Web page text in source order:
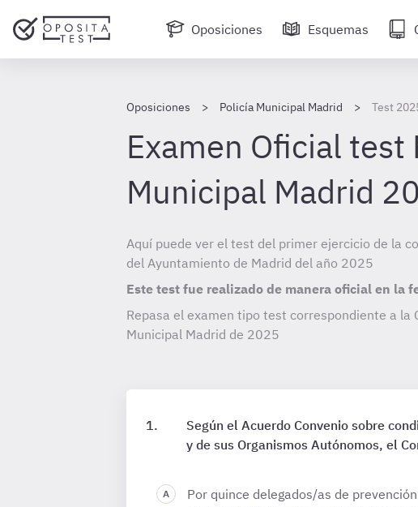
Oposiciones Esquemas
Oposiciones Policía Municipal Madrid Test
Examen Oficial test
Municipal Madrid
Aquí puede ver el test del primer ejercicio de la
del Ayuntamiento de Madrid del año 2025
Este test fue realizado de manera oficial en la
Repasa el examen tipo test correspondiente a la
Municipal Madrid de 2025
Según el Acuerdo Convenio sobre
y de sus Organismos Autónomos, el
Por quince delegados/as de